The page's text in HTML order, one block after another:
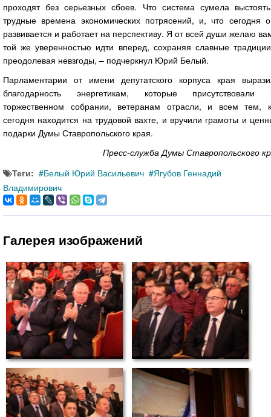
проходят без серьезных сбоев. Что система сумела
трудные времена экономических потрясений, и, что сегодня
развивается и работает на перспективу. Я от всей души желаю
той же уверенностью идти вперед, сохраняя славные
преодолевая невзгоды, – подчеркнул Юрий Белый.
Парламентарии от имени депутатского корпуса края
благодарность энергетикам, которые присутствовали
торжественном собрании, ветеранам отрасли, и всем тем,
сегодня находится на трудовой вахте, и вручили грамоты и
подарки Думы Ставропольского края.
Пресс-служба Думы Ставропольского
Теги:
Белый Юрий Васильевич
Ягубов Геннадий
Владимирович
Галерея изображений